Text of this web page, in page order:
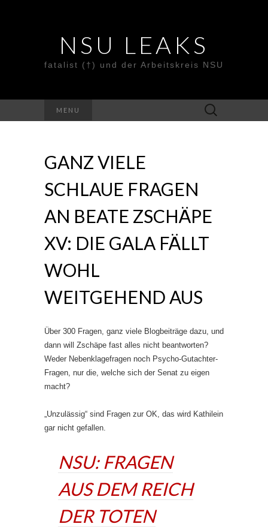
NSU LEAKS
fatalist (†) und der Arbeitskreis NSU
MENU
Suche
nach:
GANZ VIELE
SCHLAUE FRAGEN
AN BEATE ZSCHÄPE
XV: DIE GALA FÄLLT
WOHL
WEITGEHEND AUS
Über 300 Fragen, ganz viele Blogbeiträge dazu, und
dann will Zschäpe fast alles nicht beantworten?
Weder Nebenklagefragen noch Psycho-Gutachter-
Fragen, nur die, welche sich der Senat zu eigen
macht?
„Unzulässig“ sind Fragen zur OK, das wird Kathilein
gar nicht gefallen.
NSU: FRAGEN
AUS DEM REICH
DER TOTEN